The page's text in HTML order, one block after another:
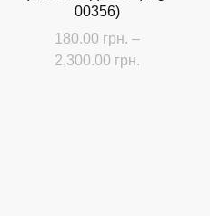
00356)
180.00 грн. –
2,300.00 грн.